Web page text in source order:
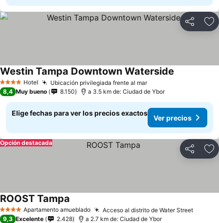
Compartir
4 EstrellasHotel Ubicación privilegiada frente al mar
Westin Tampa Downtown Waterside
8,4 Muy bueno 8.150 a 3.5 km de: Ciudad de Ybor
Elige fechas para ver los precios exactos
Ver precios
Compartir
Opción destacada
4 EstrellasApartamento amueblado Acceso al distrito de Water Street
ROOST Tampa
9,3 Excelente 2.428 a 2.7 km de: Ciudad de Ybor